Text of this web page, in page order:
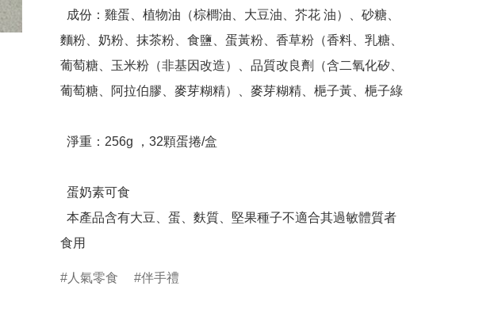
麵粉、奶粉、抹茶粉、食鹽、蛋黃粉、香草粉（香料、乳糖、
葡萄糖、玉米粉（非基因改造）、品質改良劑（含二氧化矽、
葡萄糖、阿拉伯膠、麥芽糊精）、麥芽糊精、梔子黃、梔子綠
食用
人氣零食 伴手禮